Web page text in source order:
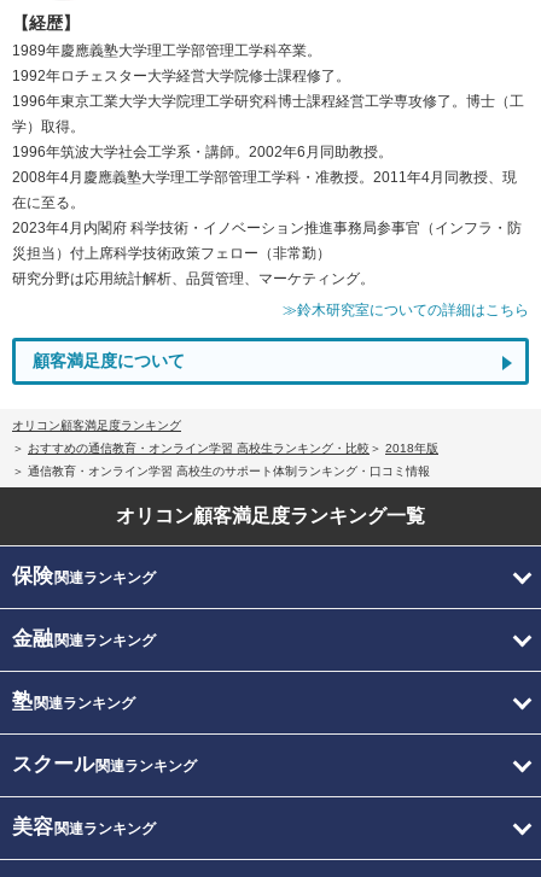
【経歴】
1989年慶應義塾大学理工学部管理工学科卒業。
1992年ロチェスター大学経営大学院修士課程修了。
1996年東京工業大学大学院理工学研究科博士課程経営工学専攻修了。博士（工
学）取得。
1996年筑波大学社会工学系・講師。2002年6月同助教授。
2008年4月慶應義塾大学理工学部管理工学科・准教授。2011年4月同教授、現
在に至る。
2023年4月内閣府 科学技術・イノベーション推進事務局参事官（インフラ・防
災担当）付上席科学技術政策フェロー（非常勤）
研究分野は応用統計解析、品質管理、マーケティング。
≫鈴木研究室についての詳細はこちら
顧客満足度について
オリコン顧客満足度ランキング
おすすめの通信教育・オンライン学習 高校生ランキング・比較
2018年版
通信教育・オンライン学習 高校生のサポート体制ランキング・口コミ情報
オリコン顧客満足度ランキング一覧
保険関連ランキング
金融関連ランキング
塾関連ランキング
スクール関連ランキング
美容関連ランキング